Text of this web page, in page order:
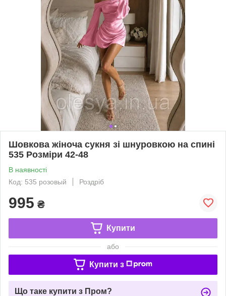
Шовкова жіноча сукня зі шнуровкою на спині
535 Розміри 42-48
В наявності
Код: 535 розовый
Роздріб
995 ₴
Купити
або
Купити з
Що таке купити з Пром?